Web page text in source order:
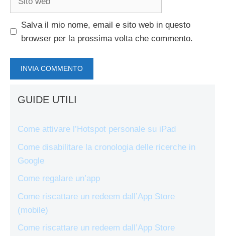
Salva il mio nome, email e sito web in questo
browser per la prossima volta che commento.
GUIDE UTILI
Come attivare l’Hotspot personale su iPad
Come disabilitare la cronologia delle ricerche in
Google
Come regalare un’app
Come riscattare un redeem dall’App Store
(mobile)
Come riscattare un redeem dall’App Store